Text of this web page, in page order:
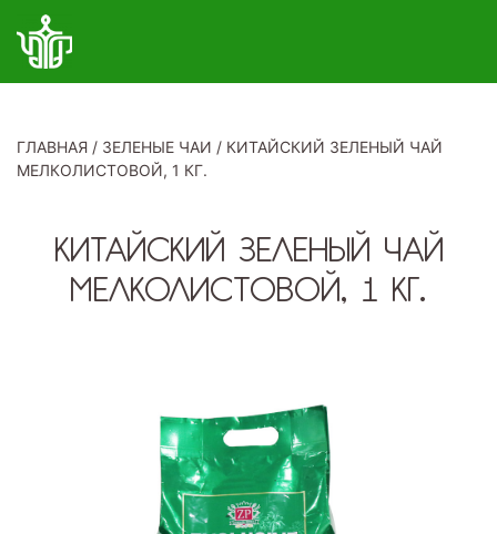
ГЛАВНАЯ / ЗЕЛЕНЫЕ ЧАИ / КИТАЙСКИЙ ЗЕЛЕНЫЙ ЧАЙ
МЕЛКОЛИСТОВОЙ, 1 КГ.
КИТАЙСКИЙ ЗЕЛЕНЫЙ ЧАЙ
МЕЛКОЛИСТОВОЙ, 1 КГ.